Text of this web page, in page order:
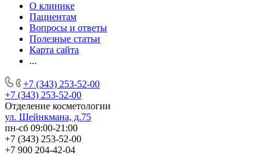
О клинике
Пациентам
Вопросы и ответы
Полезные статьи
Карта сайта
...
+7 (343) 253-52-00
+7 (343) 253-52-00
Отделение косметологии
ул. Шейнкмана, д.75
пн-сб 09:00-21:00
+7 (343) 253-52-00
+7 900 204-42-04